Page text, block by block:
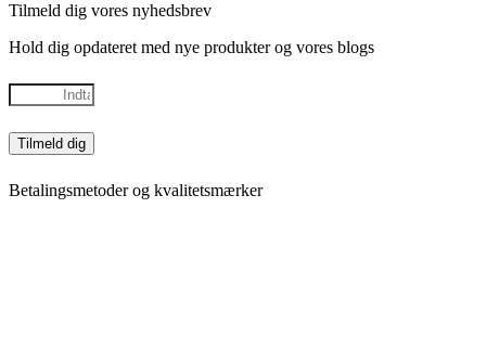
Tilmeld dig vores nyhedsbrev
Hold dig opdateret med nye produkter og vores blogs
Tilmeld dig
Betalingsmetoder og kvalitetsmærker